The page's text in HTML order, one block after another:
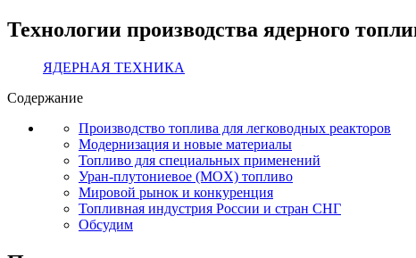
Технологии производства ядерного
ЯДЕРНАЯ ТЕХНИКА
Содержание
Производство топлива для легководных реакторов
Модернизация и новые материалы
Топливо для специальных применений
Уран-плутониевое (MOX) топливо
Мировой рынок и конкуренция
Топливная индустрия России и стран СНГ
Обсудим